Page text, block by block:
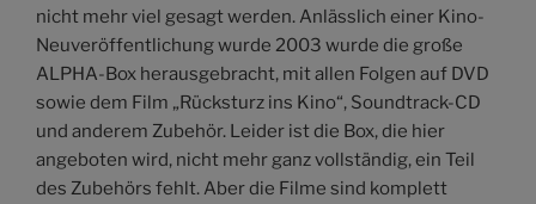
nicht mehr viel gesagt werden. Anlässlich einer Kino-
Neuveröffentlichung wurde 2003 wurde die große
ALPHA-Box herausgebracht, mit allen Folgen auf DVD
sowie dem Film „Rücksturz ins Kino“, Soundtrack-CD
und anderem Zubehör. Leider ist die Box, die hier
angeboten wird, nicht mehr ganz vollständig, ein Teil
des Zubehörs fehlt. Aber die Filme sind komplett